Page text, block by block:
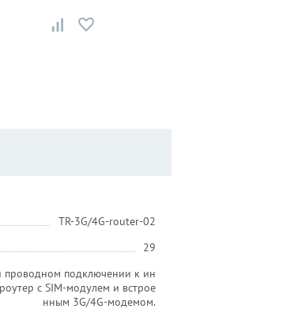
TR-3G/4G-router-02
29
проводном подключении к ин
с SIM-модулем и встрое
нным 3G/4G-модемом.